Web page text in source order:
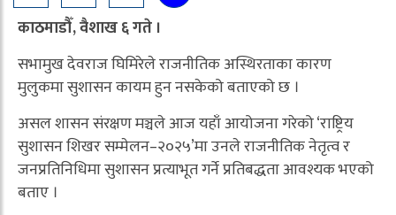
काठमाडौँ, वैशाख ६ गते ।
सभामुख देवराज घिमिरेले राजनीतिक अस्थिरताका कारण
मुलुकमा सुशासन कायम हुन नसकेको बताएको छ ।
असल शासन संरक्षण मञ्चले आज यहाँ आयोजना गरेको ‘राष्ट्रिय
सुशासन शिखर सम्मेलन–२०२५’मा उनले राजनीतिक नेतृत्व र
जनप्रतिनिधिमा सुशासन प्रत्याभूत गर्ने प्रतिबद्धता आवश्यक भएको
बताए ।